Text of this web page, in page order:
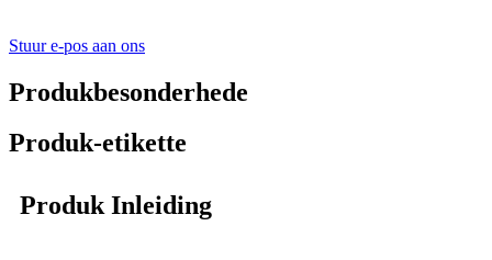
Stuur e-pos aan ons
Produkbesonderhede
Produk-etikette
Produk Inleiding